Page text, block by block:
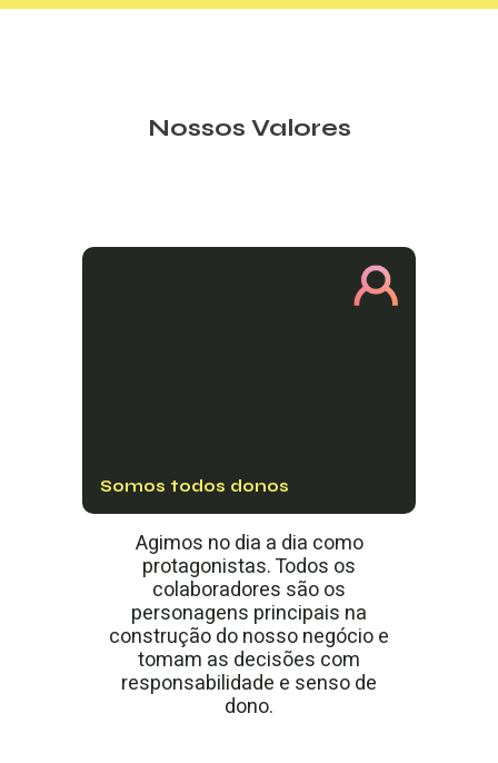
Nossos Valores
Somos todos donos
Agimos no dia a dia como
protagonistas. Todos os
colaboradores são os
personagens principais na
construção do nosso negócio e
tomam as decisões com
responsabilidade e senso de
dono.